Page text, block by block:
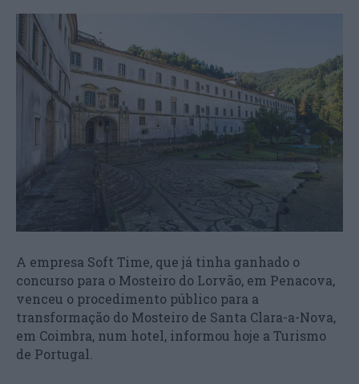
A empresa Soft Time, que já tinha ganhado o
concurso para o Mosteiro do Lorvão, em Penacova,
venceu o procedimento público para a
transformação do Mosteiro de Santa Clara-a-Nova,
em Coimbra, num hotel, informou hoje a Turismo
de Portugal.